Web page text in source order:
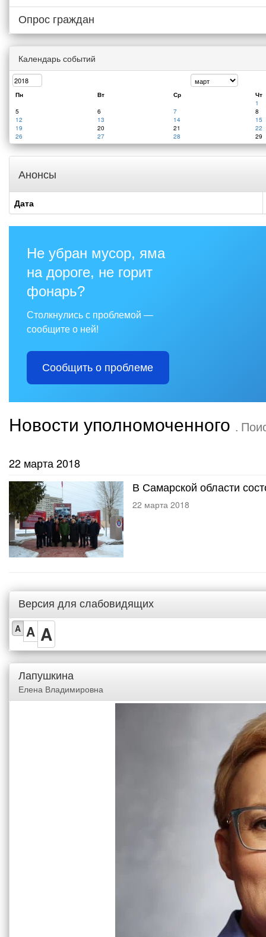
Опрос граждан
Календарь событий
Пн Вт Ср
Чт
1
5
6 7
8
12
13 14
15
19
20 21
22
26
27 28 29
Анонсы
Дата
Не убран мусор, яма
на дороге, не горит
фонарь?
Столкнулись с проблемой —
сообщите о ней!
Сообщить о проблеме
Новости уполномоченного .
22 марта 2018
В Самарской области
22 марта 2018
Версия для слабовидящих
A A A
Лапушкина
Елена Владимировна